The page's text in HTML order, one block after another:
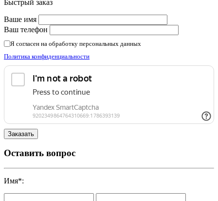
Быстрый заказ
Ваше имя
Ваш телефон
Я согласен на обработку персональных данных
Политика конфиденциальности
Оставить вопрос
Имя*: